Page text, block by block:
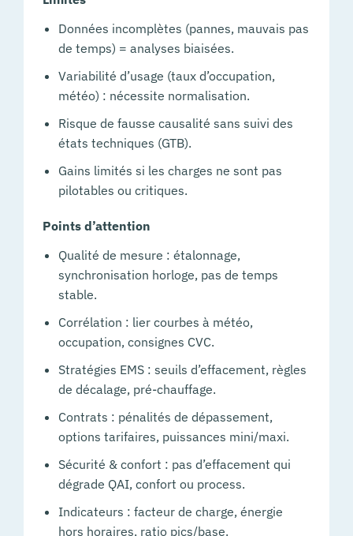
Données incomplètes (pannes, mauvais pas
de temps) = analyses biaisées.
Variabilité d’usage (taux d’occupation,
météo) : nécessite normalisation.
Risque de fausse causalité sans suivi des
états techniques (GTB).
Gains limités si les charges ne sont pas
pilotables ou critiques.
Points d’attention
Qualité de mesure : étalonnage,
synchronisation horloge, pas de temps
stable.
Corrélation : lier courbes à météo,
occupation, consignes CVC.
Stratégies EMS : seuils d’effacement, règles
de décalage, pré-chauffage.
Contrats : pénalités de dépassement,
options tarifaires, puissances mini/maxi.
Sécurité & confort : pas d’effacement qui
dégrade QAI, confort ou process.
Indicateurs : facteur de charge, énergie
hors horaires, ratio pics/base.